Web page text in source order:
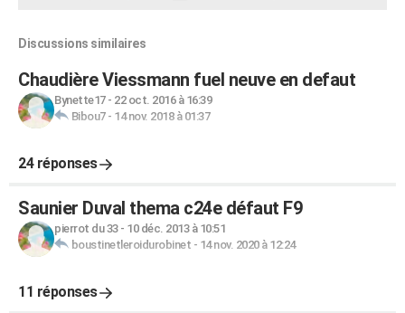
Discussions similaires
Chaudière Viessmann fuel neuve en defaut
Bynette17- 22 oct. 2016 à 16:39
Bibou7- 14 nov. 2018 à 01:37
24 réponses
Saunier Duval thema c24e défaut F9
pierrot du 33- 10 déc. 2013 à 10:51
boustinetleroidurobinet - 14 nov. 2020 à 12:24
11 réponses